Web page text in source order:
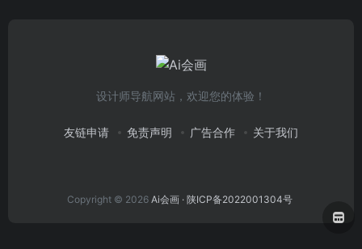
设计师导航网站，欢迎您的体验！
友链申请 免责声明 广告合作 关于我们
Copyright © 2026 Ai会画 · 陕ICP备2022001304号